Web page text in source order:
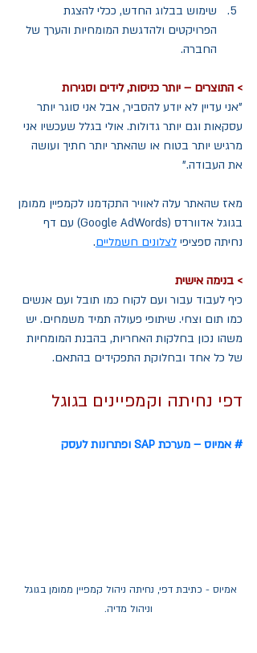
שימוש בבלוג החדש, ככלי להצגת
הפרויקטים ולהדגשת המומחיות והערך של
החברה.
> התוצרים – יותר כניסות, לידים וסגירות
"אני עדיין לא יודע להסביר, אבל אני סוגר יותר
עסקאות וגם יותר גדולות. אולי בגלל שעכשיו אני
מרגיש יותר בטוח או שהאתר יותר חתיך ועושה
את העבודה."
מאז שהאתר עלה לאוויר התקדמנו לקמפיין ממומן
בגוגל אדוורדס (Google AdWords) עם דף
נחיתה ספציפי לצלונים חשמליים.
> בנימה אישית
כיף לעבוד עבור ועם לקוח כמו תובל ועם אנשים
כמו תום וצחי. שיתופי פעולה תמיד משמחים. יש
משהו נכון בחלקות האחריות, בהבנת המומחיות
של כל אחד ובחלוקת התפקידים בהתאם.
דפי נחיתה וקמפיינים בגוגל
# אמיוס – מערכת SAP ופתרונות לעסק
אמיוס - כתיבת דפי, נחיתה ניהול קמפיין ממומן בגוגל
וניהול מדיה.